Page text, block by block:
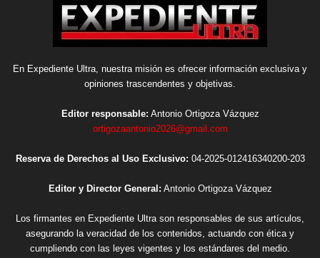
En Expediente Ultra, nuestra misión es ofrecer información exclusiva y
opiniones trascendentes y objetivas.
Editor responsable: Antonio Ortigoza Vázquez
ortigozaantonio2026@gmail.com
Reserva de Derechos al Uso Exclusivo: 04-2025-012416340200-203
Editor y Director General: Antonio Ortigoza Vázquez
Los firmantes en Expediente Ultra son responsables de sus artículos,
asegurando la veracidad de los contenidos, actuando con ética y
cumpliendo con las leyes vigentes y los estándares del medio.